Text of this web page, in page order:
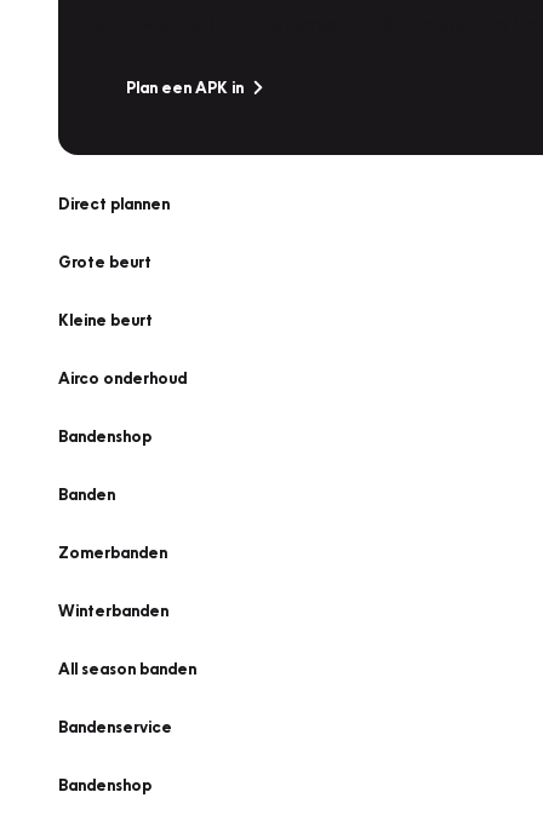
Plan een APK in
Direct plannen
Grote beurt
Kleine beurt
Airco onderhoud
Bandenshop
Banden
Zomerbanden
Winterbanden
All season banden
Bandenservice
Bandenshop